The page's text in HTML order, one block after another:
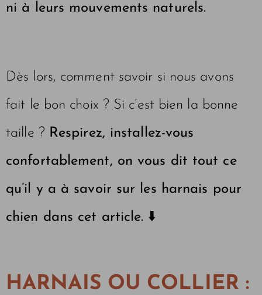
ni à leurs mouvements naturels.
Dès lors, comment savoir si nous avons
fait le bon choix ? Si c’est bien la bonne
taille ? Respirez, installez-vous
confortablement, on vous dit tout ce
qu’il y a à savoir sur les harnais pour
chien dans cet article. ⬇️
HARNAIS OU COLLIER :